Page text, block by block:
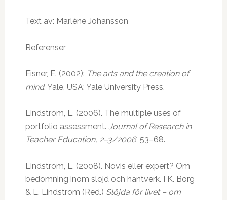
Text av: Marléne Johansson
Referenser
Eisner, E. (2002): The arts and the creation of
mind. Yale, USA: Yale University Press.
Lindström, L. (2006). The multiple uses of
portfolio assessment. Journal of Research in
Teacher Education, 2–3/2006, 53–68.
Lindström, L. (2008). Novis eller expert? Om
bedömning inom slöjd och hantverk. I K. Borg
& L. Lindström (Red.) Slöjda för livet – om